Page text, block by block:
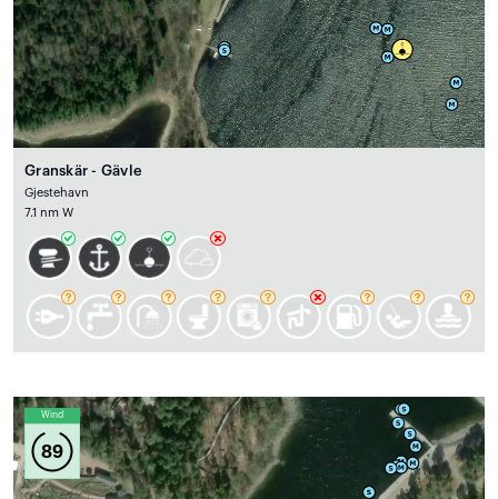
Granskär - Gävle
Gjestehavn
7.1 nm W
Wind
89